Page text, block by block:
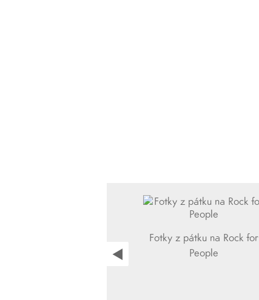
Fotky z pátku na Rock for
People